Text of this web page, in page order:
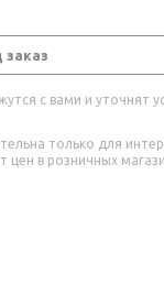
заказ
с вами и уточнят
только для
цен в розничных